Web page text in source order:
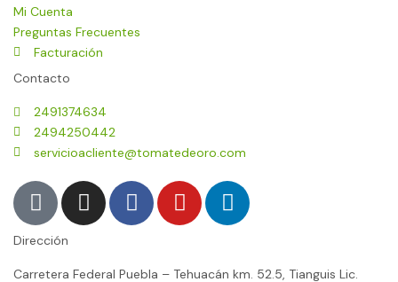
Mi Cuenta
Preguntas Frecuentes
Facturación
Contacto
2491374634
2494250442
servicioacliente@tomatedeoro.com
T
i
k
I
n
s
F
a
c
Y
o
u
L
i
n
Dirección
Carretera Federal Puebla – Tehuacán km. 52.5, Tianguis Lic.